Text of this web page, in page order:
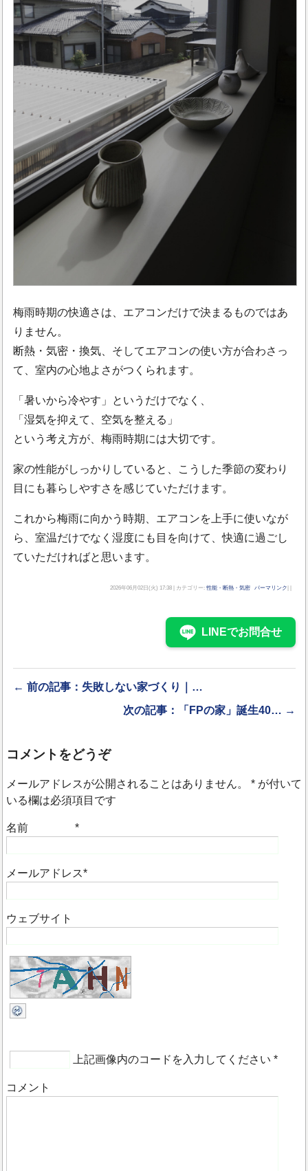
梅雨時期の快適さは、エアコンだけで決まるものではあ
りません。
断熱・気密・換気、そしてエアコンの使い方が合わさっ
て、室内の心地よさがつくられます。
「暑いから冷やす」というだけでなく、
「湿気を抑えて、空気を整える」
という考え方が、梅雨時期には大切です。
家の性能がしっかりしていると、こうした季節の変わり
目にも暮らしやすさを感じていただけます。
これから梅雨に向かう時期、エアコンを上手に使いなが
ら、室温だけでなく湿度にも目を向けて、快適に過ごし
ていただければと思います。
2026年06月02日(火) 17:38 | カテゴリー: 性能・断熱・気密 パーマリンク| |
LINEでお問合せ
← 前の記事：失敗しない家づくり｜…
次の記事：「FPの家」誕生40… →
コメントをどうぞ
メールアドレスが公開されることはありません。* が付いて
いる欄は必須項目です
名前 *
メールアドレス*
ウェブサイト
上記画像内のコードを入力してください *
コメント